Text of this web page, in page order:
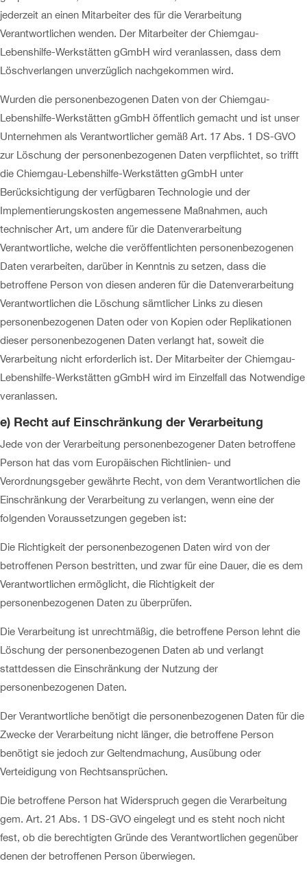
jederzeit an einen Mitarbeiter des für die Verarbeitung
Verantwortlichen wenden. Der Mitarbeiter der Chiemgau-
Lebenshilfe-Werkstätten gGmbH wird veranlassen, dass dem
Löschverlangen unverzüglich nachgekommen wird.
Wurden die personenbezogenen Daten von der Chiemgau-
Lebenshilfe-Werkstätten gGmbH öffentlich gemacht und ist unser
Unternehmen als Verantwortlicher gemäß Art. 17 Abs. 1 DS-GVO
zur Löschung der personenbezogenen Daten verpflichtet, so trifft
die Chiemgau-Lebenshilfe-Werkstätten gGmbH unter
Berücksichtigung der verfügbaren Technologie und der
Implementierungskosten angemessene Maßnahmen, auch
technischer Art, um andere für die Datenverarbeitung
Verantwortliche, welche die veröffentlichten personenbezogenen
Daten verarbeiten, darüber in Kenntnis zu setzen, dass die
betroffene Person von diesen anderen für die Datenverarbeitung
Verantwortlichen die Löschung sämtlicher Links zu diesen
personenbezogenen Daten oder von Kopien oder Replikationen
dieser personenbezogenen Daten verlangt hat, soweit die
Verarbeitung nicht erforderlich ist. Der Mitarbeiter der Chiemgau-
Lebenshilfe-Werkstätten gGmbH wird im Einzelfall das Notwendige
veranlassen.
e) Recht auf Einschränkung der Verarbeitung
Jede von der Verarbeitung personenbezogener Daten betroffene
Person hat das vom Europäischen Richtlinien- und
Verordnungsgeber gewährte Recht, von dem Verantwortlichen die
Einschränkung der Verarbeitung zu verlangen, wenn eine der
folgenden Voraussetzungen gegeben ist:
Die Richtigkeit der personenbezogenen Daten wird von der
betroffenen Person bestritten, und zwar für eine Dauer, die es dem
Verantwortlichen ermöglicht, die Richtigkeit der
personenbezogenen Daten zu überprüfen.
Die Verarbeitung ist unrechtmäßig, die betroffene Person lehnt die
Löschung der personenbezogenen Daten ab und verlangt
stattdessen die Einschränkung der Nutzung der
personenbezogenen Daten.
Der Verantwortliche benötigt die personenbezogenen Daten für die
Zwecke der Verarbeitung nicht länger, die betroffene Person
benötigt sie jedoch zur Geltendmachung, Ausübung oder
Verteidigung von Rechtsansprüchen.
Die betroffene Person hat Widerspruch gegen die Verarbeitung
gem. Art. 21 Abs. 1 DS-GVO eingelegt und es steht noch nicht
fest, ob die berechtigten Gründe des Verantwortlichen gegenüber
denen der betroffenen Person überwiegen.